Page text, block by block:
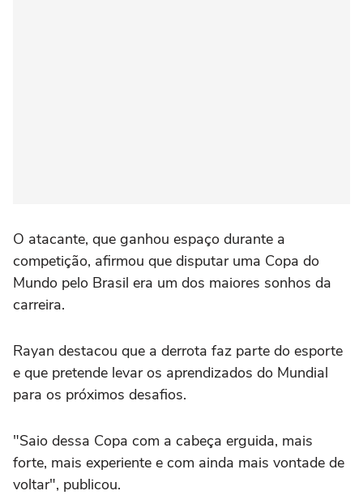
O atacante, que ganhou espaço durante a
competição, afirmou que disputar uma Copa do
Mundo pelo Brasil era um dos maiores sonhos da
carreira.
Rayan destacou que a derrota faz parte do esporte
e que pretende levar os aprendizados do Mundial
para os próximos desafios.
"Saio dessa Copa com a cabeça erguida, mais
forte, mais experiente e com ainda mais vontade de
voltar", publicou.